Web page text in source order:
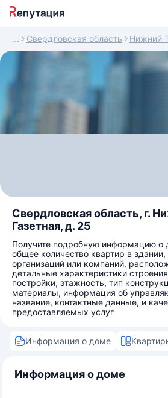
Свердловская область Нижний
Свердловская область, г.
Газетная, д. 25
Получите подробную информацию о
общее количество квартир в здании,
организаций или компаний,
детальные характеристики
постройки, этажность, тип
материалы, информация об
название, контактные данные, и
предоставляемых услуг
Информация о доме
Информация о доме